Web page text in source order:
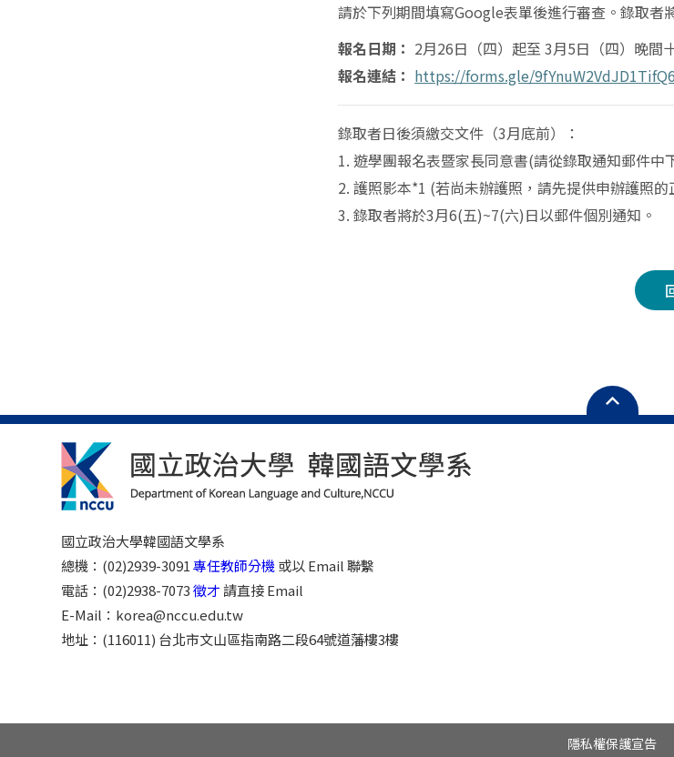
請於下列期間填寫Google表單後進行審查 。錄取者
報名日期： 2月26日（四）起至 3月5日（四） 晚間
報名連結： https://forms.gle/9fYnuW2VdJD1TifQ6
錄取者日後須繳交文件（3月底前）：
1.遊學團報名表暨家長同意書(請從錄取通知郵件中
2.護照影本*1 (若尚未辦護照，請先提供申辦護照
3. 錄取者將於3月6(五)~7(六)日以郵件個別通知 。
國立政治大學韓國語文學系
總機：(02)2939-3091專任教師分機或以 Email 聯繫
電話：(02)2938-7073徵才請直接 Email
E-Mail：korea@nccu.edu.tw
地址：(116011) 台北市文山區指南路二段64號道藩樓3樓
隱私權保護宣告